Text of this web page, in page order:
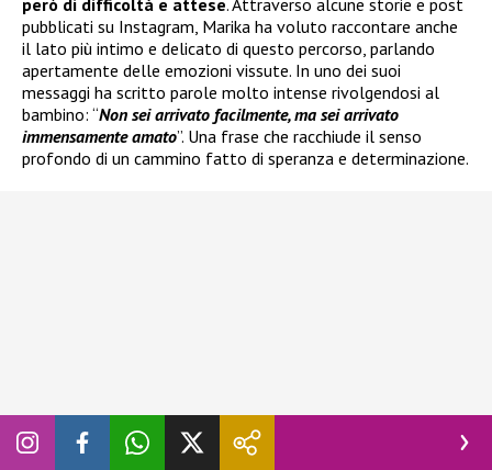
pubblicati su Instagram, Marika ha voluto raccontare anche
il lato più intimo e delicato di questo percorso, parlando
apertamente delle emozioni vissute. In uno dei suoi
messaggi ha scritto parole molto intense rivolgendosi al
bambino: “Non sei arrivato facilmente, ma sei arrivato
immensamente amato”. Una frase che racchiude il senso
profondo di un cammino fatto di speranza e determinazione.